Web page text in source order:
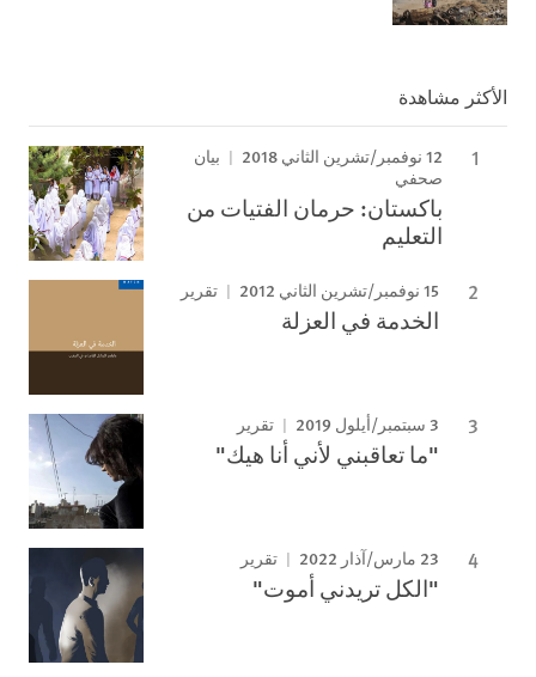
الأكثر مشاهدة
12 نوفمبر/تشرين الثاني 2018
بيان
صحفي
باكستان: حرمان الفتيات من
التعليم
15 نوفمبر/تشرين الثاني 2012 تقرير
الخدمة في العزلة
3 سبتمبر/أيلول 2019 تقرير
"ما تعاقبني لأني أنا هيك"
23 مارس/آذار 2022 تقرير
"الكل تريدني أموت"